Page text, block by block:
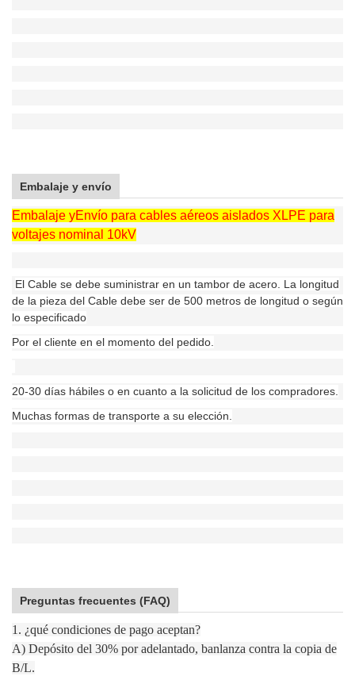
Embalaje y envío
Embalaje yEnvío para cables aéreos aislados XLPE para
voltajes nominal 10kV
El Cable se debe suministrar en un tambor de acero. La longitud
de la pieza del Cable debe ser de 500 metros de longitud o según
lo especificado
Por el cliente en el momento del pedido.
20-30 días hábiles o en cuanto a la solicitud de los compradores.
Muchas formas de transporte a su elección.
Preguntas frecuentes (FAQ)
1. ¿qué condiciones de pago aceptan?
A) Depósito del 30% por adelantado, banlanza contra la copia de
B/L.